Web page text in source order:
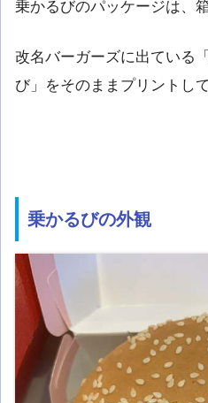
乗かるびのパッケージは、
改名バーガーズに出ている
び」をそのままプリントし
乗かるびの外観